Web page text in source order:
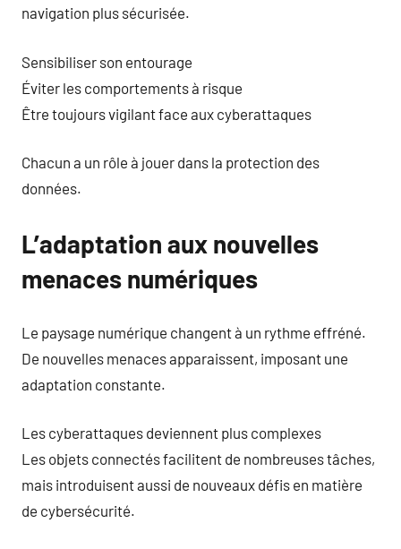
navigation plus sécurisée.
Sensibiliser son entourage
Éviter les comportements à risque
Être toujours vigilant face aux cyberattaques
Chacun a un rôle à jouer dans la protection des
données.
L’adaptation aux nouvelles
menaces numériques
Le paysage numérique changent à un rythme effréné.
De nouvelles menaces apparaissent, imposant une
adaptation constante.
Les cyberattaques deviennent plus complexes
Les objets connectés facilitent de nombreuses tâches,
mais introduisent aussi de nouveaux défis en matière
de cybersécurité.